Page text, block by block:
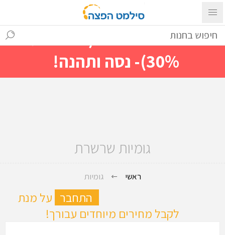
עם ההתחברות ניתן לראות מייד
מחירים מיוחדים(הנחות עד
30%)- נסה ותהנה!
גומיות שרשרת
ראשי גומיות
התחבר על מנת
לקבל מחירים מיוחדים עבורך!